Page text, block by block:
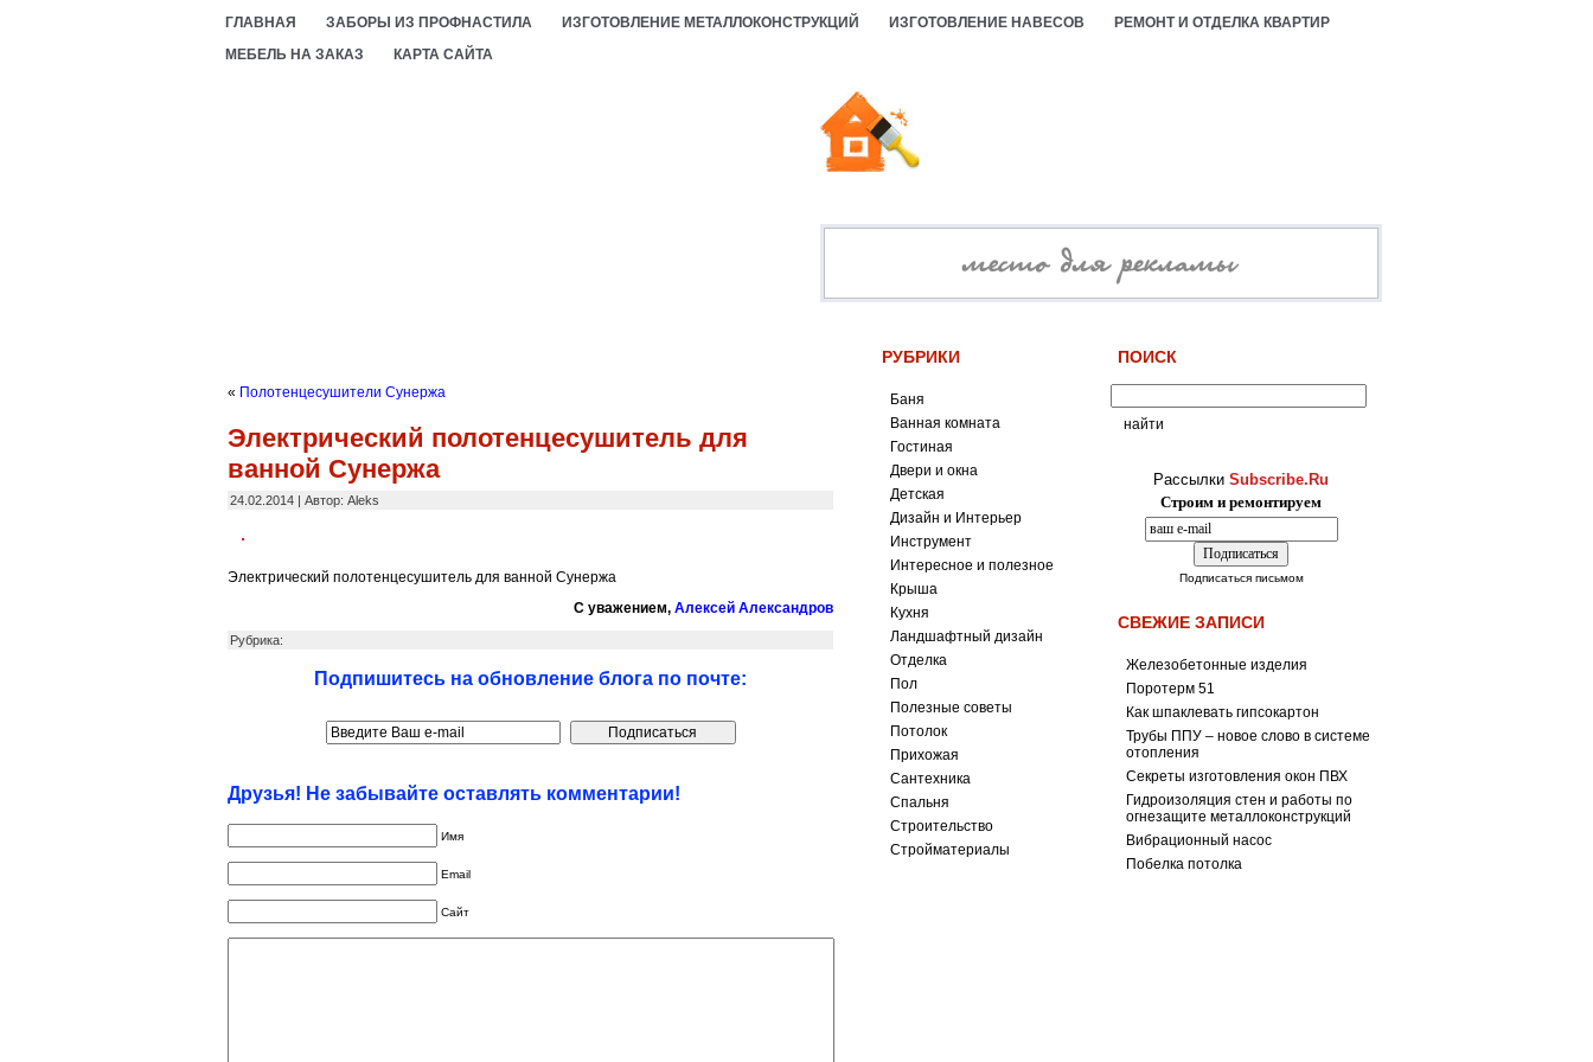
ГЛАВНАЯ ЗАБОРЫ ИЗ ПРОФНАСТИЛА ИЗГОТОВЛЕНИЕ МЕТАЛЛОКОНСТРУКЦИЙ ИЗГОТОВЛЕНИЕ НАВЕСОВ
РЕМОНТ И ОТДЕЛКА КВАРТИР
МЕБЕЛЬ НА ЗАКАЗ
КАРТА САЙТА
« Полотенцесушители Сунержа
Электрический полотенцесушитель для
ванной Сунержа
24.02.2014 | Автор: Aleks
Электрический полотенцесушитель для ванной Сунержа
С уважением, Алексей Александров
Рубрика:
Подпишитесь на обновление блога по почте:
Друзья! Не забывайте оставлять комментарии!
Имя
Email
Сайт
РУБРИКИ
Баня
Ванная комната
Гостиная
Двери и окна
Детская
Дизайн и Интерьер
Инструмент
Интересное и полезное
Крыша
Кухня
Ландшафтный дизайн
Отделка
Пол
Полезные советы
Потолок
Прихожая
Сантехника
Спальня
Строительство
Стройматериалы
ПОИСК
Рассылки Subscribe.Ru
Строим и ремонтируем
Подписаться письмом
СВЕЖИЕ ЗАПИСИ
Железобетонные изделия
Поротерм 51
Как шпаклевать гипсокартон
Трубы ППУ – новое слово в системе
отопления
Секреты изготовления окон ПВХ
Гидроизоляция стен и работы по
огнезащите металлоконструкций
Вибрационный насос
Побелка потолка